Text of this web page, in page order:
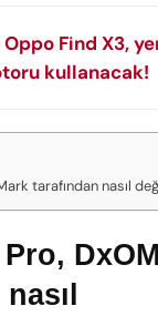
Oppo Find X3,
kullanacak!
tarafından nasıl